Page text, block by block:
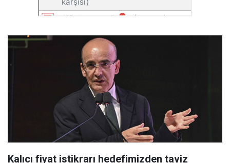
Kalıcı fiyat istikrarı hedefimizden taviz